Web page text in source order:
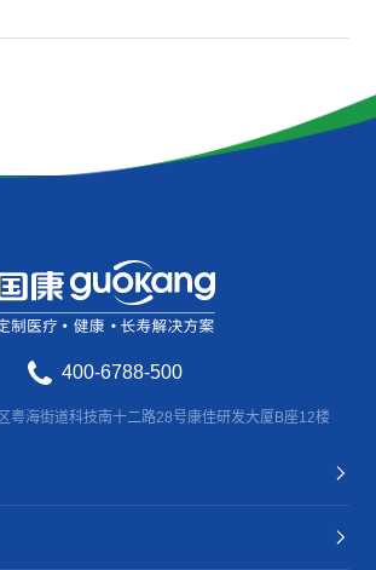
400-6788-500
粤海街道科技南十二路28号康佳研发大厦B座12楼